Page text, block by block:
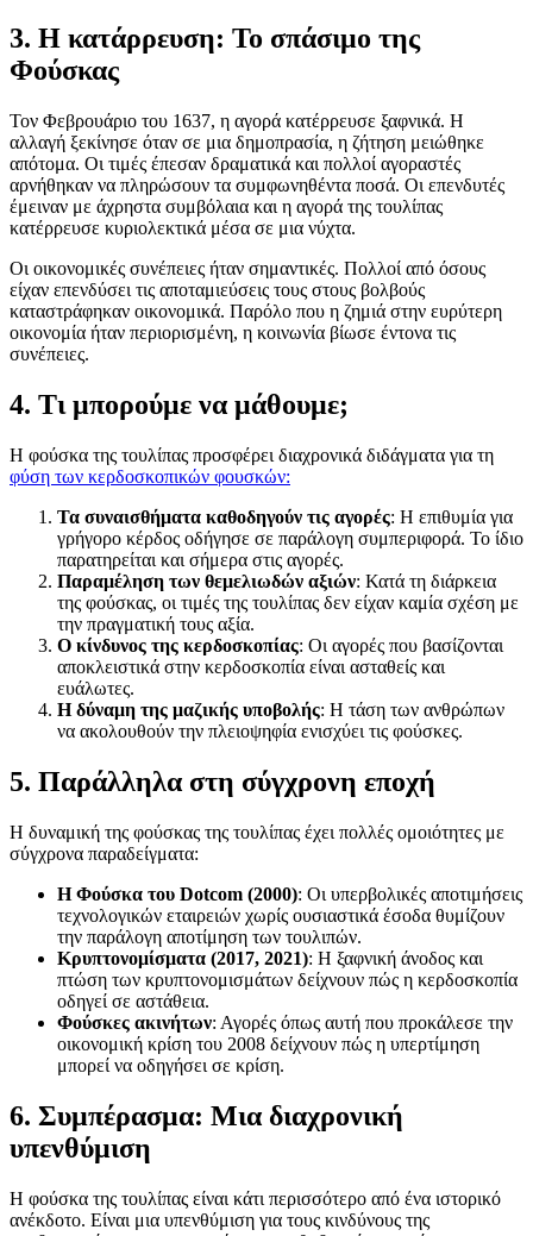
3. Η κατάρρευση: Το σπάσιμο της
Φούσκας
Τον Φεβρουάριο του 1637, η αγορά κατέρρευσε ξαφνικά. Η
αλλαγή ξεκίνησε όταν σε μια δημοπρασία, η ζήτηση μειώθηκε
απότομα. Οι τιμές έπεσαν δραματικά και πολλοί αγοραστές
αρνήθηκαν να πληρώσουν τα συμφωνηθέντα ποσά. Οι επενδυτές
έμειναν με άχρηστα συμβόλαια και η αγορά της τουλίπας
κατέρρευσε κυριολεκτικά μέσα σε μια νύχτα.
Οι οικονομικές συνέπειες ήταν σημαντικές. Πολλοί από όσους
είχαν επενδύσει τις αποταμιεύσεις τους στους βολβούς
καταστράφηκαν οικονομικά. Παρόλο που η ζημιά στην ευρύτερη
οικονομία ήταν περιορισμένη, η κοινωνία βίωσε έντονα τις
συνέπειες.
4. Τι μπορούμε να μάθουμε;
Η φούσκα της τουλίπας προσφέρει διαχρονικά διδάγματα για τη
φύση των κερδοσκοπικών φουσκών:
Τα συναισθήματα καθοδηγούν τις αγορές: Η επιθυμία για
γρήγορο κέρδος οδήγησε σε παράλογη συμπεριφορά. Το ίδιο
παρατηρείται και σήμερα στις αγορές.
Παραμέληση των θεμελιωδών αξιών: Κατά τη διάρκεια
της φούσκας, οι τιμές της τουλίπας δεν είχαν καμία σχέση με
την πραγματική τους αξία.
Ο κίνδυνος της κερδοσκοπίας: Οι αγορές που βασίζονται
αποκλειστικά στην κερδοσκοπία είναι ασταθείς και
ευάλωτες.
Η δύναμη της μαζικής υποβολής: Η τάση των ανθρώπων
να ακολουθούν την πλειοψηφία ενισχύει τις φούσκες.
5. Παράλληλα στη σύγχρονη εποχή
Η δυναμική της φούσκας της τουλίπας έχει πολλές ομοιότητες με
σύγχρονα παραδείγματα:
Η Φούσκα του Dotcom (2000): Οι υπερβολικές αποτιμήσεις
τεχνολογικών εταιρειών χωρίς ουσιαστικά έσοδα θυμίζουν
την παράλογη αποτίμηση των τουλιπών.
Κρυπτονομίσματα (2017, 2021): Η ξαφνική άνοδος και
πτώση των κρυπτονομισμάτων δείχνουν πώς η κερδοσκοπία
οδηγεί σε αστάθεια.
Φούσκες ακινήτων: Αγορές όπως αυτή που προκάλεσε την
οικονομική κρίση του 2008 δείχνουν πώς η υπερτίμηση
μπορεί να οδηγήσει σε κρίση.
6. Συμπέρασμα: Μια διαχρονική
υπενθύμιση
Η φούσκα της τουλίπας είναι κάτι περισσότερο από ένα ιστορικό
ανέκδοτο. Είναι μια υπενθύμιση για τους κινδύνους της